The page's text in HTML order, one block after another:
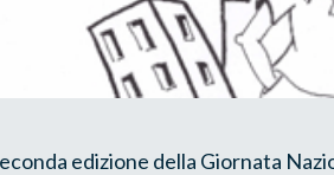
edizione della Giornata